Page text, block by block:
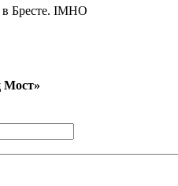
Бресте. IMHO
Мост»